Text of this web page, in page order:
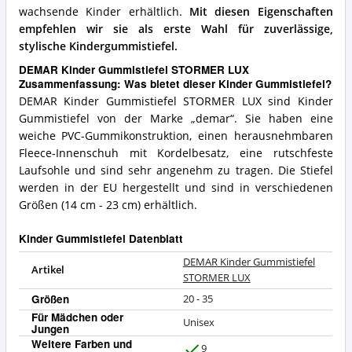
wachsende Kinder erhältlich. Mit diesen Eigenschaften
empfehlen wir sie als erste Wahl für zuverlässige,
stylische Kindergummistiefel.
DEMAR Kinder Gummistiefel STORMER LUX
Zusammenfassung: Was bietet dieser Kinder Gummistiefel?
DEMAR Kinder Gummistiefel STORMER LUX sind Kinder
Gummistiefel von der Marke „demar“. Sie haben eine
weiche PVC-Gummikonstruktion, einen herausnehmbaren
Fleece-Innenschuh mit Kordelbesatz, eine rutschfeste
Laufsohle und sind sehr angenehm zu tragen. Die Stiefel
werden in der EU hergestellt und sind in verschiedenen
Größen (14 cm - 23 cm) erhältlich.
Kinder Gummistiefel Datenblatt
Artikel
DEMAR Kinder Gummistiefel
STORMER LUX
Größen 20 - 35
Für Mädchen oder
Jungen Unisex
Weitere Farben und 9